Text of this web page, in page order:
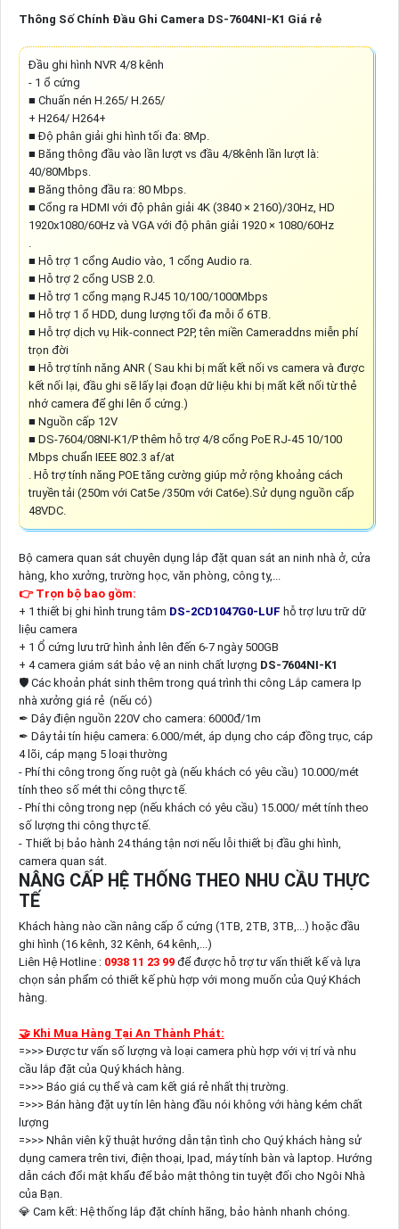
Thông Số Chính Đầu Ghi Camera DS-7604NI-K1 Giá rẻ
Đầu ghi hình NVR 4/8 kênh
- 1 ổ cứng
■ Chuấn nén H.265/ H.265/
+ H264/ H264+
■ Độ phân giải ghi hình tối đa: 8Mp.
■ Băng thông đầu vào lần lượt vs đầu 4/8kênh lần lượt là:
40/80Mbps.
■ Băng thông đầu ra: 80 Mbps.
■ Cổng ra HDMI với độ phân giải 4K (3840 × 2160)/30Hz, HD
1920x1080/60Hz và VGA với độ phân giải 1920 × 1080/60Hz
.
■ Hỗ trợ 1 cổng Audio vào, 1 cổng Audio ra.
■ Hỗ trợ 2 cổng USB 2.0.
■ Hỗ trợ 1 cổng mạng RJ45 10/100/1000Mbps
■ Hỗ trợ 1 ổ HDD, dung lượng tối đa mỗi ổ 6TB.
■ Hỗ trợ dịch vụ Hik-connect P2P, tên miền Cameraddns miễn phí
trọn đời
■ Hỗ trợ tính năng ANR ( Sau khi bị mất kết nối vs camera và được
kết nối lại, đầu ghi sẽ lấy lại đoạn dữ liệu khi bị mất kết nối từ thẻ
nhớ camera để ghi lên ổ cứng.)
■ Nguồn cấp 12V
■ DS-7604/08NI-K1/P thêm hỗ trợ 4/8 cổng PoE RJ-45 10/100
Mbps chuẩn IEEE 802.3 af/at
. Hỗ trợ tính năng POE tăng cường giúp mở rộng khoảng cách
truyền tải (250m với Cat5e /350m với Cat6e).Sử dụng nguồn cấp
48VDC.
Bộ camera quan sát chuyên dụng lắp đặt quan sát an ninh nhà ở, cửa
hàng, kho xưởng, trường học, văn phòng, công ty,...
👉 Trọn bộ bao gồm:
+ 1 thiết bị ghi hình trung tâm DS-2CD1047G0-LUF hỗ trợ lưu trữ dữ
liệu camera
+ 1 Ổ cứng lưu trữ hình ảnh lên đến 6-7 ngày 500GB
+ 4 camera giám sát bảo vệ an ninh chất lượng DS-7604NI-K1
🛡 Các khoản phát sinh thêm trong quá trình thi công Lắp camera Ip
nhà xưởng giá rẻ (nếu có)
✒ Dây điện nguồn 220V cho camera: 6000đ/1m
✒ Dây tải tín hiệu camera: 6.000/mét, áp dụng cho cáp đồng trục, cáp
4 lõi, cáp mạng 5 loại thường
- Phí thi công trong ống ruột gà (nếu khách có yêu cầu) 10.000/mét
tính theo số mét thi công thực tế.
- Phí thi công trong nẹp (nếu khách có yêu cầu) 15.000/ mét tính theo
số lượng thi công thực tế.
- Thiết bị bảo hành 24 tháng tận nơi nếu lỗi thiết bị đầu ghi hình,
camera quan sát.
NÂNG CẤP HỆ THỐNG THEO NHU CẦU THỰC
TẾ
Khách hàng nào cần nâng cấp ổ cứng (1TB, 2TB, 3TB,...) hoặc đầu
ghi hình (16 kênh, 32 Kênh, 64 kênh,...)
Liên Hệ Hotline : 0938 11 23 99để được hỗ trợ tư vấn thiết kế và lựa
chọn sản phẩm có thiết kế phù hợp với mong muốn của Quý Khách
hàng.
🤝 Khi Mua Hàng Tại An Thành Phát:
=>>> Được tư vấn số lượng và loại camera phù hợp với vị trí và nhu
cầu lắp đặt của Quý khách hàng.
=>>> Báo giá cụ thể và cam kết giá rẻ nhất thị trường.
=>>> Bán hàng đặt uy tín lên hàng đầu nói không với hàng kém chất
lượng
=>>> Nhân viên kỹ thuật hướng dẫn tận tình cho Quý khách hàng sử
dụng camera trên tivi, điện thoại, Ipad, máy tính bàn và laptop. Hướng
dẫn cách đổi mật khẩu để bảo mật thông tin tuyệt đối cho Ngôi Nhà
của Bạn.
💎 Cam kết: Hệ thống lắp đặt chính hãng, bảo hành nhanh chóng.